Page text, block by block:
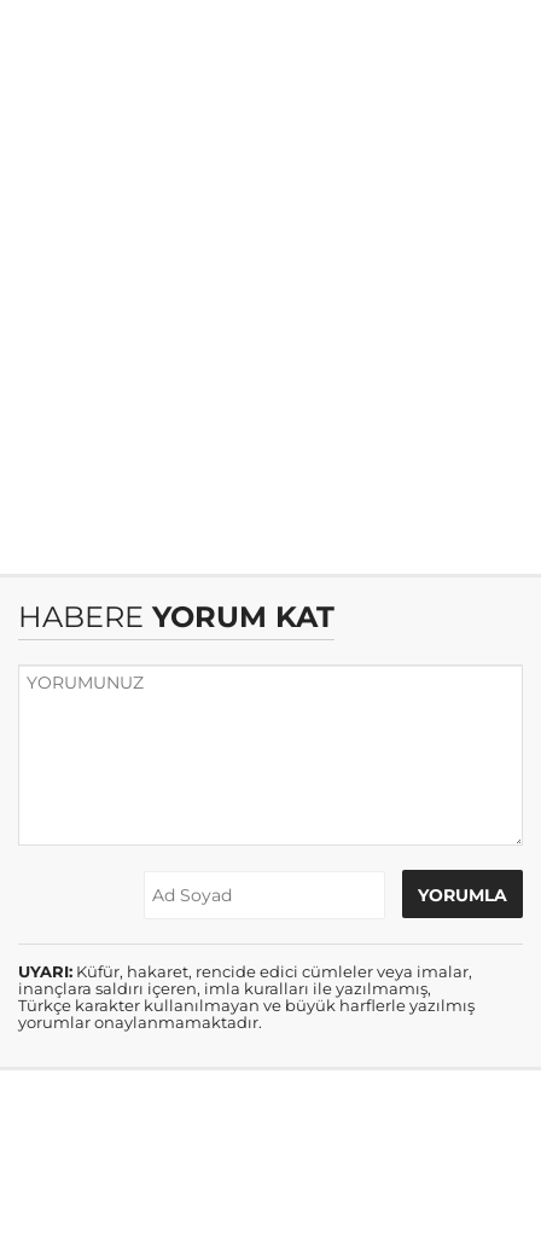
HABERE YORUM KAT
UYARI: Küfür, hakaret, rencide edici cümleler veya imalar,
inançlara saldırı içeren, imla kuralları ile yazılmamış,
Türkçe karakter kullanılmayan ve büyük harflerle yazılmış
yorumlar onaylanmamaktadır.